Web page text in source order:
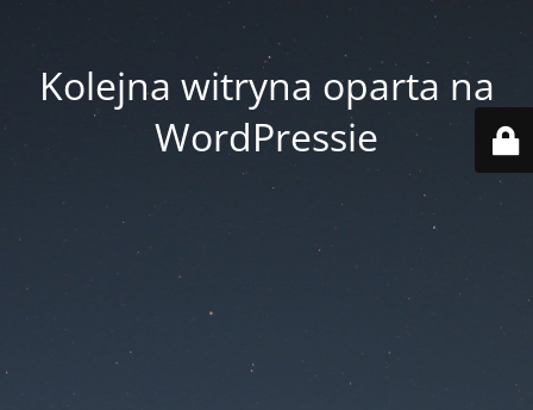
Kolejna witryna oparta na
WordPressie